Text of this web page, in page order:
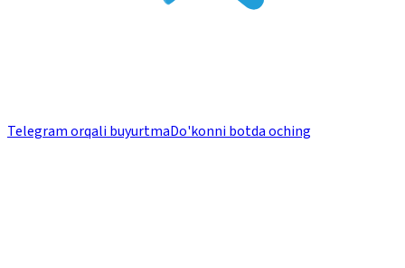
Telegram orqali buyurtmaDo'konni botda oching